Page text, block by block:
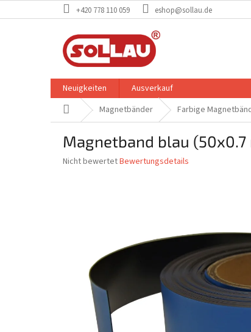
Inhalt
+420 778 110 059 eshop@sollau.de
Neuigkeiten
Ausverkauf
StartseiteMagnetbänder Farbige
Magnetband blau
Die
Nicht bewertetBewertungsdetails